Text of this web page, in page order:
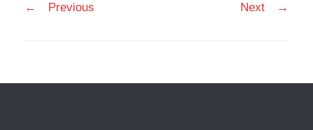
navigation
← Previous Next →